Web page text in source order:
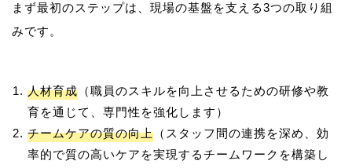
まず最初のステップは、現場の基盤を支える3つの取り組
人材育成 （職員のスキルを向上させるための研修や教
育を通じて、専門性を強化します）
チームケアの質の向上 （スタッフ間の連携を深め、効
率的で質の高いケアを実現するチームワークを構築し